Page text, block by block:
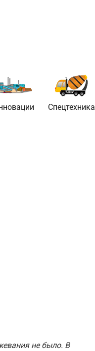
Спецтехника
не было. В